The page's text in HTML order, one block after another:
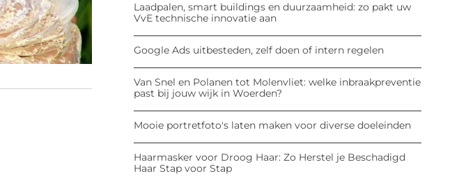
Laadpalen, smart buildings en duurzaamheid: zo pakt uw
VvE technische innovatie aan
Google Ads uitbesteden, zelf doen of intern regelen
Van Snel en Polanen tot Molenvliet: welke inbraakpreventie
past bij jouw wijk in Woerden?
Mooie portretfoto's laten maken voor diverse doeleinden
Haarmasker voor Droog Haar: Zo Herstel je Beschadigd
Haar Stap voor Stap